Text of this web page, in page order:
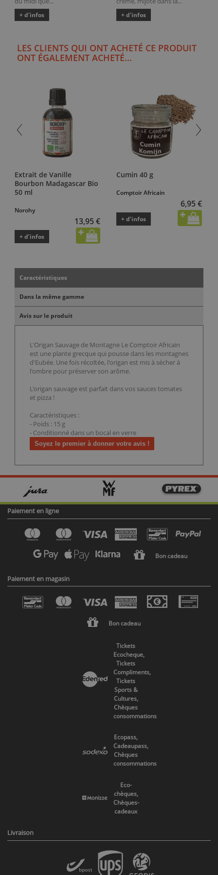
+ d'infos + d'infos
LES CLIENTS QUI ONT ACHETÉ CE PRODUIT
ONT ÉGALEMENT ACHETÉ...
Extrait de Vanille
Bourbon Madagascar Bio
50 ml
Norohy
13,95 €
+ d’infos
Cumin 40 g
Comptoir Africain
6,95 €
+ d’infos
Caractéristiques
Dans la même gamme
Avis sur le produit
L'Origan Sauvage de Montagne Le Comptoir Africain
est une plante grecque qui pousse dans les montagnes
d'Eubée. Une fois récoltée, l'origan est mis à sécher à
l'ombre pour préserver son arôme.
L'origan sauvage est parfait dans vos sauces tomates
et pizza !
Caractéristiques :
- Poids : 15 g
- Conditionné dans un bocal en verre
Soyez le premier à donner votre avis !
Paiement en ligne
Bon cadeau
Paiement en magasin
Bon cadeau
Tickets
Ecocheque,
Tickets
Compliments,
Tickets
Sports &
Cultures,
Chèques
consommations
Ecopass,
Cadeaupass,
Chèques
consommations
Eco-
chèques,
Chèques-
cadeaux
Livraison